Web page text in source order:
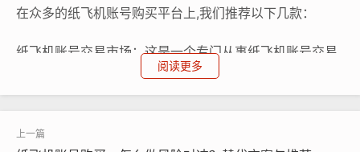
在众多的纸飞机账号购买平台上,我们推荐以下几款：
纸飞机账号交易市场：这是一个专门从事纸飞机账号交易
的第三方平台，拥有丰富的账号资源，价格合理，交易便
捷。
阅读更多